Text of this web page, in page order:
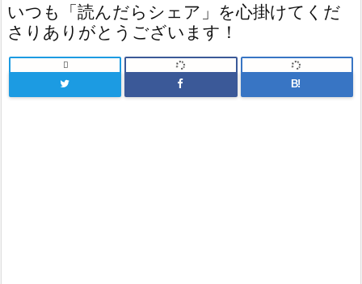
いつも「読んだらシェア」を心掛けてくだ
さりありがとうございます！

B!